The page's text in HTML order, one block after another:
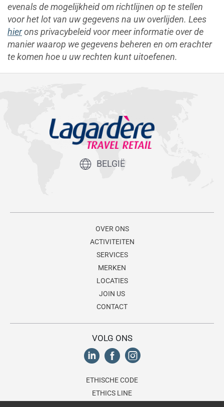
evenals de mogelijkheid om richtlijnen op te stellen
voor het lot van uw gegevens na uw overlijden. Lees
hierons privacybeleid voor meer informatie over de
manier waarop we gegevens beheren en om erachter
te komen hoe u uw rechten kunt uitoefenen.
BELGIË
OVER ONS
ACTIVITEITEN
SERVICES
MERKEN
LOCATIES
JOIN US
CONTACT
VOLG ONS
ETHISCHE CODE
ETHICS LINE